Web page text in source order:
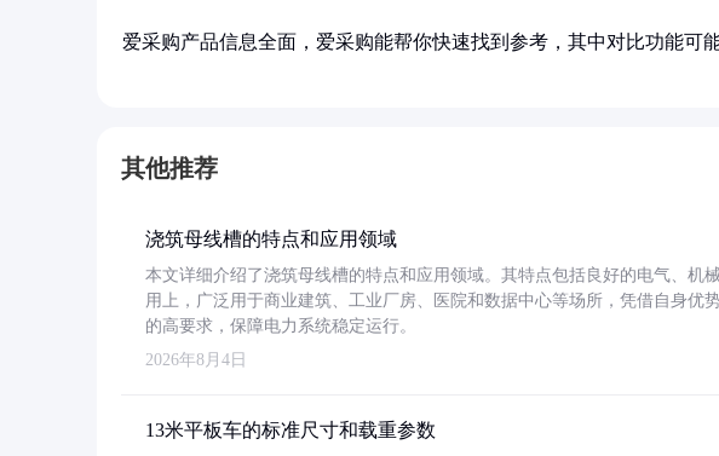
爱采购产品信息全面，爱采购能帮你快速找到参考，其中对比功能可
其他推荐
浇筑母线槽的特点和应用领域
本文详细介绍了浇筑母线槽的特点和应用领域。其特点包括良好的电气、机
用上，广泛用于商业建筑、工业厂房、医院和数据中心等场所，凭借自身优
的高要求，保障电力系统稳定运行。
2026年8月4日
13米平板车的标准尺寸和载重参数